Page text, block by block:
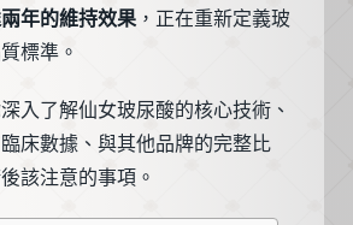
年的維持效果 ，正在重新定義玻
標準。
入了解仙女玻尿酸的核心技術、
床數據、與其他品牌的完整比
該注意的事項。